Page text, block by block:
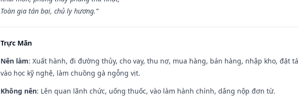
Toàn gia tán bại, chủ ly hương.”
Trực Mãn
Nên làm: Xuất hành, đi đường thủy, cho vay, thu nợ, mua hàng, bán hàng, nhập kho, đặt
vào học kỹ nghệ, làm chuồng gà ngỗng vịt.
Không nên: Lên quan lãnh chức, uống thuốc, vào làm hành chính, dâng nộp đơn từ.